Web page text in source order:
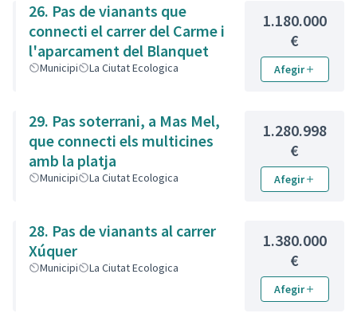
26. Pas de vianants que
connecti el carrer del Carme i
l'aparcament del Blanquet
Municipi La Ciutat Ecologica
1.180.000
€
Afegir
29. Pas soterrani, a Mas Mel,
que connecti els multicines
amb la platja
Municipi La Ciutat Ecologica
1.280.998
€
Afegir
28. Pas de vianants al carrer
Xúquer
Municipi La Ciutat Ecologica
1.380.000
€
Afegir